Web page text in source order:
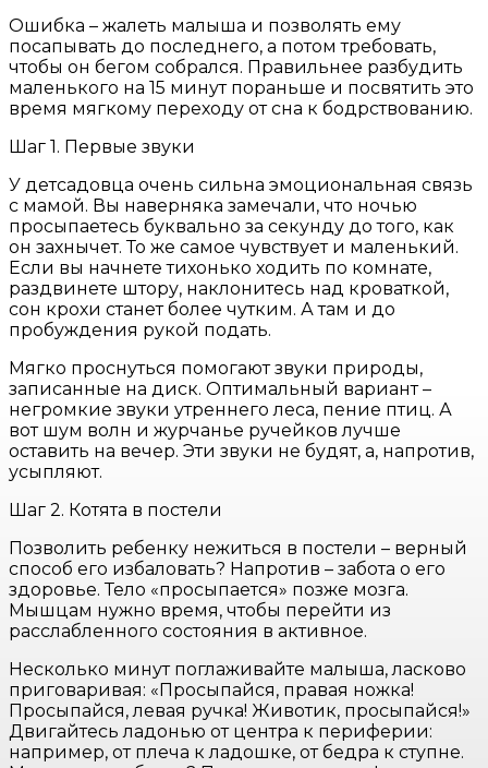
Ошибка – жалеть малыша и позволять ему
посапывать до последнего, а потом требовать,
чтобы он бегом собрался. Правильнее разбудить
маленького на 15 минут пораньше и посвятить это
время мягкому переходу от сна к бодрствованию.
Шаг 1. Первые звуки
У детсадовца очень сильна эмоциональная связь
с мамой. Вы наверняка замечали, что ночью
просыпаетесь буквально за секунду до того, как
он захнычет. То же самое чувствует и маленький.
Если вы начнете тихонько ходить по комнате,
раздвинете штору, наклонитесь над кроваткой,
сон крохи станет более чутким. А там и до
пробуждения рукой подать.
Мягко проснуться помогают звуки природы,
записанные на диск. Оптимальный вариант –
негромкие звуки утреннего леса, пение птиц. А
вот шум волн и журчанье ручейков лучше
оставить на вечер. Эти звуки не будят, а, напротив,
усыпляют.
Шаг 2. Котята в постели
Позволить ребенку нежиться в постели – верный
способ его избаловать? Напротив – забота о его
здоровье. Тело «просыпается» позже мозга.
Мышцам нужно время, чтобы перейти из
расслабленного состояния в активное.
Несколько минут поглаживайте малыша, ласково
приговаривая: «Просыпайся, правая ножка!
Просыпайся, левая ручка! Животик, просыпайся!»
Двигайтесь ладонью от центра к периферии:
например, от плеча к ладошке, от бедра к ступне.